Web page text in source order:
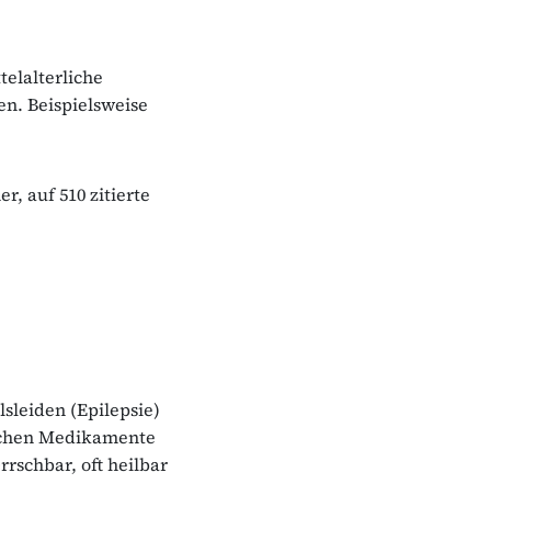
Beispielsweise
auf 510 zitierte
(Epilepsie)
Medikamente
oft heilbar